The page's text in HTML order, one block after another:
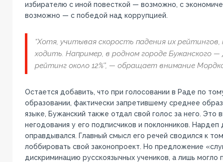
избирателю с иной повесткой — возможно, с
возможно — с победой над коррупцией.
“Хотя, учитывая скорость падения их рейтингов,
ходить. Например, в родном городе Бужанского —
рейтинг около 12%”, — обращает внимание
Остается добавить, что при голосовании в Раде по
образовании, фактически запретившему среднее
языке, Бужанский также отдал свой голос за него. Это
негодования у его подписчиков и поклонников. Нардеп
оправдывался. Главный смысл его речей сводился к
лоббировать свой законопроект. Но предложение
дискриминацию русскоязычных учеников, а лишь могло